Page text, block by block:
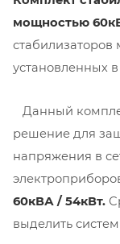
мощностью
стабилизаторов
установленных
Данный
решение для
напряжения в
60кВА / 54кВт.
выделить